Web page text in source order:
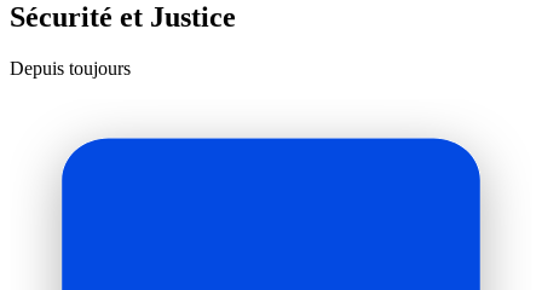
Sécurité et Justice
Depuis toujours